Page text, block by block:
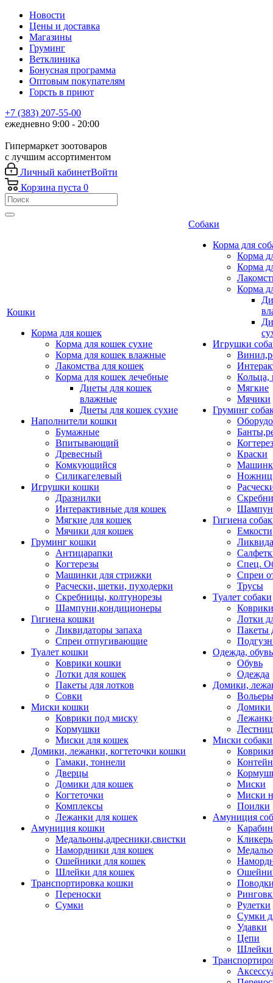
Новости
Цены и доставка
Магазины
Груминг
Ветклиника
Бонусная программа
Оптовым покупателям
Горсть в приют
+7 (383) 207-55-00
ежедневно 9:00 - 20:00
Гипермаркет зоотоваров
с лучшим ассортиментом
Личный кабинетВойти
Корзина пуста 0
Кошки
Корма для кошек
Корма для кошек сухие
Корма для кошек влажные
Лакомства для кошек
Корма для кошек лечебные
Диеты для кошек
влажные
Диеты для кошек сухие
Наполнители кошки
Бумажные
Впитывающий
Древесный
Комкующийся
Силикагелевый
Игрушки кошки
Дразнилки
Интерактивные для кошек
Мягкие для кошек
Мячики для кошек
Груминг кошки
Антицарапки
Когтерезы
Машинки для стрижки
Расчески, щетки, пуходерки
Скребницы, колтунорезы
Шампуни,кондиционеры
Гигиена кошки
Ликвидаторы запаха
Спреи отпугивающие
Туалет кошки
Коврики кошки
Лотки для кошек
Пакеты для лотков
Совки
Миски кошки
Коврики под миску
Кормушки
Миски для кошек
Домики, лежанки, когтеточки кошки
Гамаки, тоннели
Дверцы
Домики для кошек
Когтеточки
Комплексы
Лежанки для кошек
Амуниция кошки
Медальоны,адресники,свистки
Намордники для кошек
Ошейники для кошек
Шлейки для кошек
Транспортировка кошки
Переноски
Сумки
Собаки
Корма для
Корма
Корма
Корма
Игрушки
Кольца,
Мягкие
Мячики
Груминг
Краски
Гигиена
Емкости
Спец.
Спреи
Трусы
Туалет собаки
Коврики
Лотки
Пакеты
Одежда, обувь
Обувь
Одежда
Домики,
Домики
Миски собаки
Миски
Миски
Поилки
Амуниция
Рулетки
Сумки
Удавки
Цепи
Шлейки